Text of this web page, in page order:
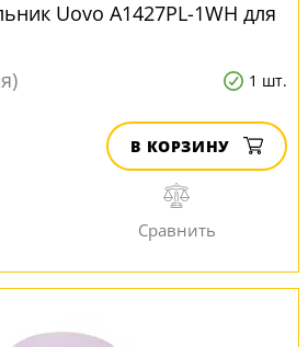
Uovo A1427PL-1WH для
1 шт.
В КОРЗИНУ